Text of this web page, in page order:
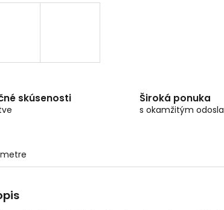
skúsenosti Široká ponuka
s okamžitým